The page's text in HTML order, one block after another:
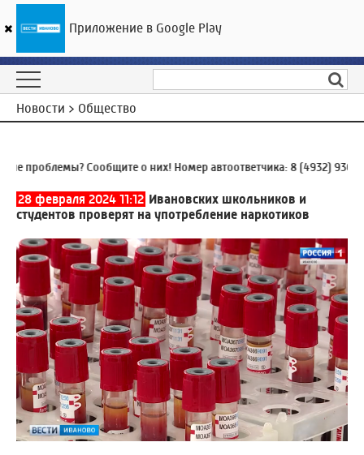
ГТРК «Ивтелерадио»
Новости > Общество
проблемы? Сообщите о них! Номер автоответчика:8 (4932) 930-
28 февраля 2024 11:12 Ивановских школьников и
студентов проверят на употребление наркотиков
Приложение в Google Play